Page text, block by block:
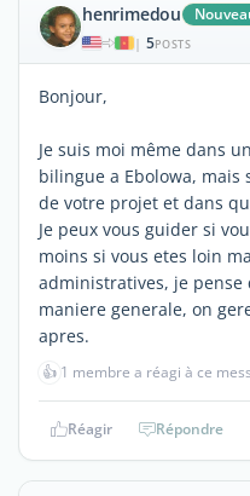
henrimedou
| 5POSTS
Bonjour,
Je suis moi même dans
bilingue a Ebolowa, mais
de votre projet et dans
Je peux vous guider si
moins si vous etes loin
administratives, je
maniere generale, on
apres.
👍 1 membre a réagi à ce
Réagir Répondre